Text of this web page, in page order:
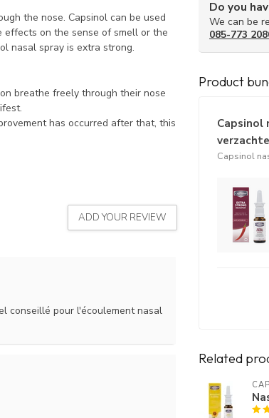
the nose. Capsinol can be used
effects on the sense of smell or the
nasal spray is extra strong.
breathe freely through their nose
has occurred after that, this
ADD YOUR REVIEW
conseillé pour l'écoulement nasal
Do you
We can be
085-773
Product
Capsinol
Capsinol
Related